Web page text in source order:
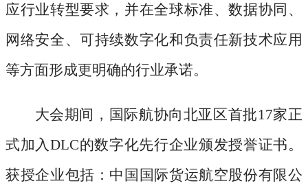
应行业转型要求，并在全球标准、数据协同、
网络安全、可持续数字化和负责任新技术应用
等方面形成更明确的行业承诺。
大会期间，国际航协向北亚区首批17家正
式加入DLC的数字化先行企业颁发授誉证书。
获授企业包括：中国国际货运航空股份有限公